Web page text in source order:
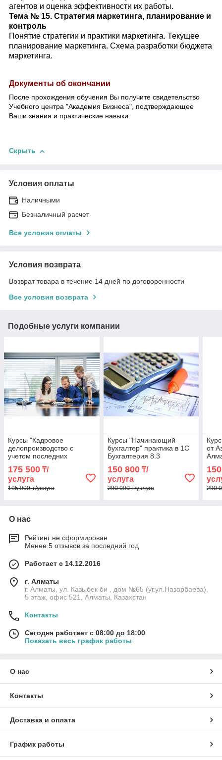
агентов и оценка эффективности их работы.
Тема № 15. Стратегия маркетинга, планирование и
контроль
Понятие стратегии и практики маркетинга. Текущее
планирование маркетинга. Схема разработки бюджета
маркетинга.
Документы об окончании
После прохождения обучения Вы получите свидетельство
Учебного центра "Академия Бизнеса", подтверждающее
Ваши знания и практические навыки.
Скрыть
Условия оплаты
Наличными
Безналичный расчет
Все условия оплаты
Условия возврата
Возврат товара в течение 14 дней по договоренности
Все условия возврата
Подобные услуги компании
Курсы "Кадровое
делопроизводство с
учетом последних
изменений" в Алматы
175 500 ₸/
услуга
195 000 ₸/услуга
Курсы "Начинающий
бухгалтер" практика в 1С
Бухгалтерия 8.3
150 800₸/
услуга
290 000 ₸/услуга
от
290
О нас
Рейтинг не сформирован
Менее 5 отзывов за последний год
Работает с 14.12.2016
г. Алматы
г. Алматы, ул. Казыбек би , дом №65 (уг.ул.Назарбаева),
5 этаж, офис 521, Алматы, Казахстан
Контакты
Сегодня работает с 08:00 до 18:00
Показать весь график работы
О нас
Контакты
Доставка и оплата
График работы